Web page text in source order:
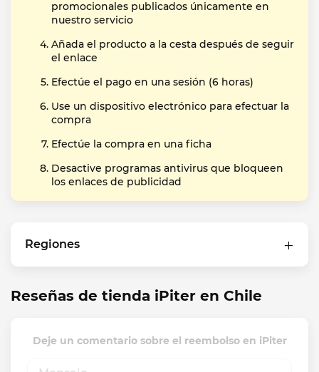
promocionales publicados únicamente en
nuestro servicio
Añada el producto a la cesta después de seguir
el enlace
Efectúe el pago en una sesión (6 horas)
Use un dispositivo electrónico para efectuar la
compra
Efectúe la compra en una ficha
Desactive programas antivirus que bloqueen
los enlaces de publicidad
Regiones
Reseñas de tienda iPiter en Chile
Deje un comentario sobre el reembolso en iPiter